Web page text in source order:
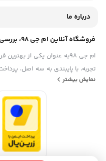
درباره ما
فروشگاه آنلاین ام جی 98، بررسی، انتخاب و خرید آنلاین
ام جی 98به عنوان یکی از
ساعته و تضمین اصل‌بودن کالا
ایران، به یکی از بهترین فروشگاه
سایت ام جی 98 با
ذهن شما خطور می‌کند در اینجا
نمایش بیشتر